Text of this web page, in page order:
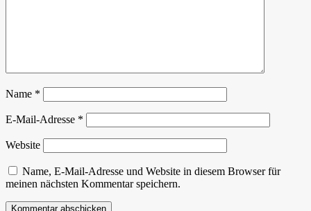
Name *
E-Mail-Adresse *
Website
Name, E-Mail-Adresse und Website in diesem Browser für
meinen nächsten Kommentar speichern.